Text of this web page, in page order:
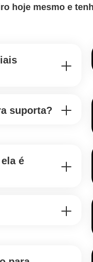
hoje mesmo e
suporta?
é